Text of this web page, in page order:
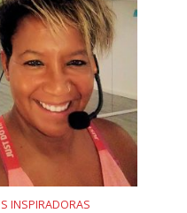
INSPIRADORAS